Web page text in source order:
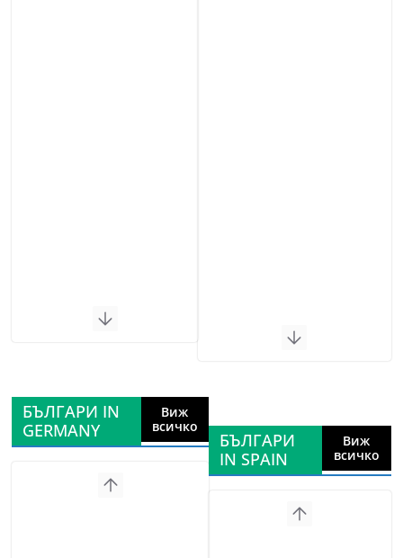
БЪЛГАРИ IN
GERMANY
Виж
всичко
БЪЛГАРИ
IN SPAIN
Виж
всичко